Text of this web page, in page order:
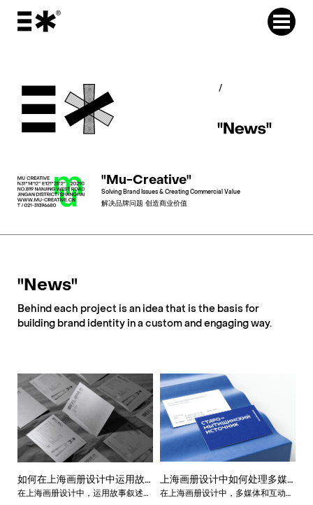
"Mu-Creative"
Solving Brand Issues & Creating Commercial Value
解决品牌问题 创造商业价值
"News"
Behind each project is an idea that is the basis for
building brand identity in a custom and engaging way.
如何在上海画册设计中运用故
事叙述和情感表达？
在上海画册设计中，运用故事叙述和
上海画册设计中如何处理多媒
体和互动性的要求？
在上海画册设计中，多媒体和互动性